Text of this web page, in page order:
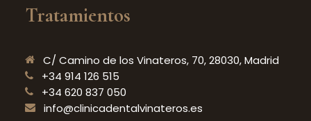
Tratamientos
C/ Camino de los Vinateros, 70, 28030, Madrid
+34 914 126 515
+34 620 837 050
info@clinicadentalvinateros.es